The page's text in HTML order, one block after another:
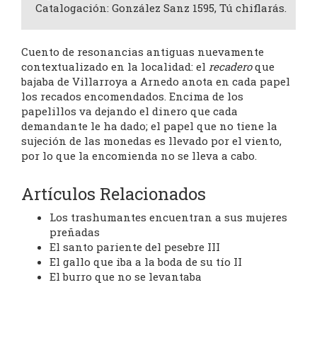
Catalogación: González Sanz 1595, Tú chiflarás.
Cuento de resonancias antiguas nuevamente
contextualizado en la localidad: el recaderoque
bajaba de Villarroya a Arnedo anota en cada papel
los recados encomendados. Encima de los
papelillos va dejando el dinero que cada
demandante le ha dado; el papel que no tiene la
sujeción de las monedas es llevado por el viento,
por lo que la encomienda no se lleva a cabo.
Artículos Relacionados
Los trashumantes encuentran a sus mujeres
preñadas
El santo pariente del pesebre III
El gallo que iba a la boda de su tío II
El burro que no se levantaba